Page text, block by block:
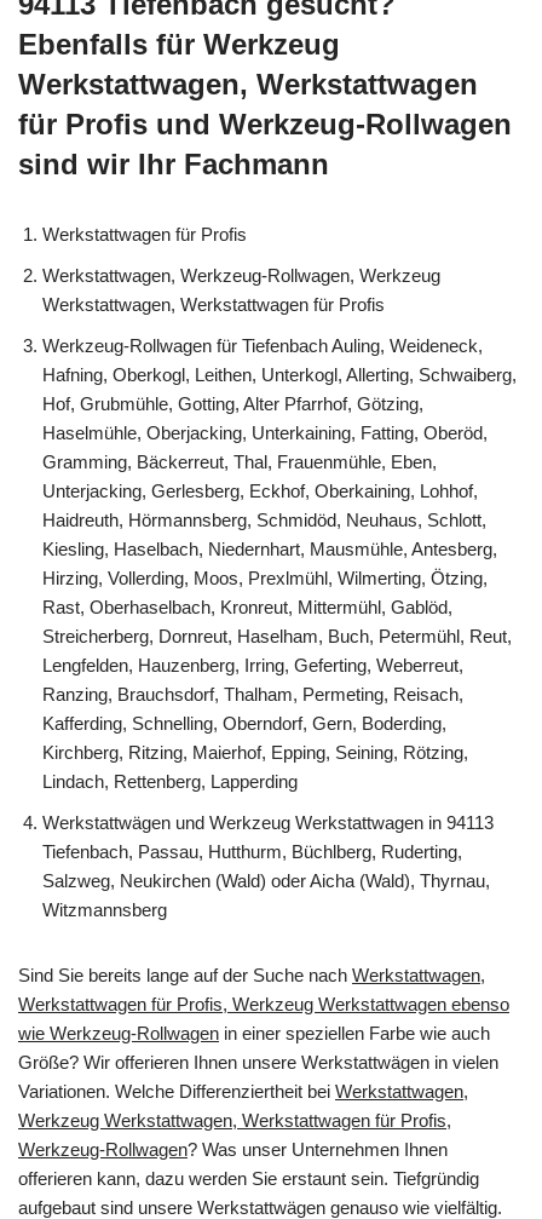
Ebenfalls für Werkzeug
Werkstattwagen, Werkstattwagen
für Profis und Werkzeug-Rollwagen
sind wir Ihr Fachmann
Werkstattwagen für Profis
Werkstattwagen, Werkzeug-Rollwagen, Werkzeug
Werkstattwagen, Werkstattwagen für Profis
Werkzeug-Rollwagen für Tiefenbach Auling, Weideneck,
Hafning, Oberkogl, Leithen, Unterkogl, Allerting, Schwaiberg,
Hof, Grubmühle, Gotting, Alter Pfarrhof, Götzing,
Haselmühle, Oberjacking, Unterkaining, Fatting, Oberöd,
Gramming, Bäckerreut, Thal, Frauenmühle, Eben,
Unterjacking, Gerlesberg, Eckhof, Oberkaining, Lohhof,
Haidreuth, Hörmannsberg, Schmidöd, Neuhaus, Schlott,
Kiesling, Haselbach, Niedernhart, Mausmühle, Antesberg,
Hirzing, Vollerding, Moos, Prexlmühl, Wilmerting, Ötzing,
Rast, Oberhaselbach, Kronreut, Mittermühl, Gablöd,
Streicherberg, Dornreut, Haselham, Buch, Petermühl, Reut,
Lengfelden, Hauzenberg, Irring, Geferting, Weberreut,
Ranzing, Brauchsdorf, Thalham, Permeting, Reisach,
Kafferding, Schnelling, Oberndorf, Gern, Boderding,
Kirchberg, Ritzing, Maierhof, Epping, Seining, Rötzing,
Lindach, Rettenberg, Lapperding
Werkstattwägen und Werkzeug Werkstattwagen in 94113
Tiefenbach, Passau, Hutthurm, Büchlberg, Ruderting,
Salzweg, Neukirchen (Wald) oder Aicha (Wald), Thyrnau,
Witzmannsberg
Sind Sie bereits lange auf der Suche nach Werkstattwagen,
Werkstattwagen für Profis, Werkzeug Werkstattwagen ebenso
wie Werkzeug-Rollwagen in einer speziellen Farbe wie auch
Größe? Wir offerieren Ihnen unsere Werkstattwägen in vielen
Variationen. Welche Differenziertheit bei Werkstattwagen,
Werkzeug Werkstattwagen, Werkstattwagen für Profis,
Werkzeug-Rollwagen? Was unser Unternehmen Ihnen
offerieren kann, dazu werden Sie erstaunt sein. Tiefgründig
aufgebaut sind unsere Werkstattwägen genauso wie vielfältig.